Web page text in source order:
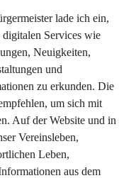
lade ich ein,
digitalen Services wie
Neuigkeiten,
und
zu erkunden. Die
um sich mit
Auf der Website und in
Vereinsleben,
Leben,
aus dem